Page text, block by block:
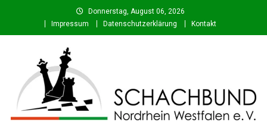
content
Donnerstag, August 06, 2026
Impressum
Datenschutzerklärung Kontakt